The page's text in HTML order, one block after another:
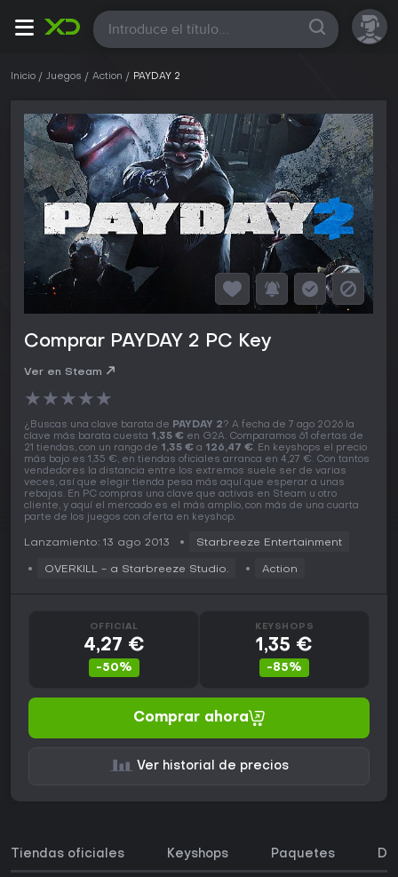
Todas
Inicio Juegos Action PAYDAY 2
Comprar PAYDAY 2 PC Key
Ver en Steam
★★★★★
¿Buscas una clave barata de PAYDAY 2? A fecha de 7 ago 2026 la
clave más barata cuesta 1,35 € en G2A. Comparamos 61 ofertas de
21 tiendas, con un rango de 1,35 € a 126,47 €. En keyshops el precio
más bajo es 1,35 €, en tiendas oficiales arranca en 4,27 €. Con tantos
vendedores la distancia entre los extremos suele ser de varias
veces, así que elegir tienda pesa más aquí que esperar a unas
rebajas. En PC compras una clave que activas en Steam u otro
cliente, y aquí el mercado es el más amplio, con más de una cuarta
parte de los juegos con oferta en keyshop.
Lanzamiento: 13 ago 2013 Starbreeze Entertainment
OVERKILL - a Starbreeze Studio. Action
OFFICIAL
4,27 €
-50%
KEYSHOPS
1,35 €
-85%
Comprar ahora
Ver historial de precios
Tiendas oficiales Keyshops Paquetes